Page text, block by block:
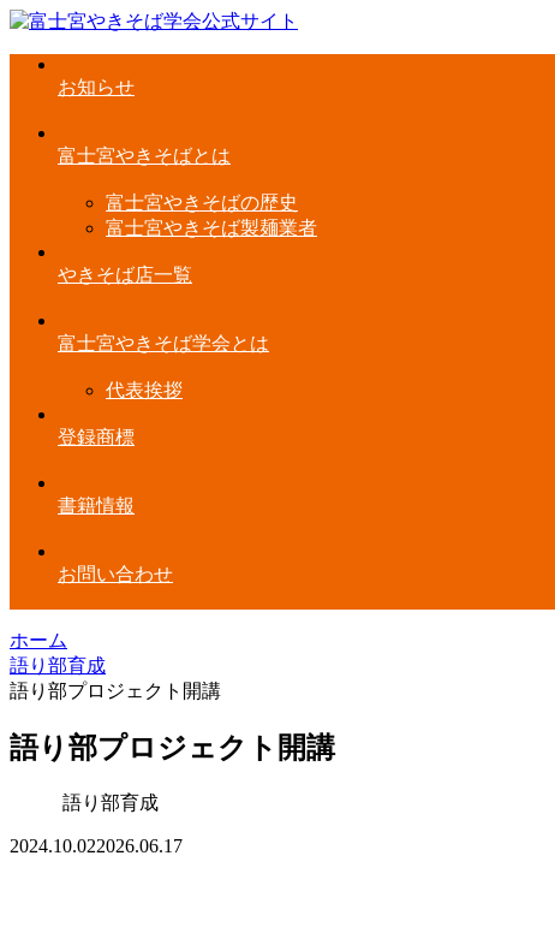
お知らせ
富士宮やきそばとは
富士宮やきそばの歴史
富士宮やきそば製麺業者
やきそば店一覧
富士宮やきそば学会とは
代表挨拶
登録商標
書籍情報
お問い合わせ
ホーム
語り部育成
語り部プロジェクト開講
語り部プロジェクト開講
語り部育成
2024.10.022026.06.17